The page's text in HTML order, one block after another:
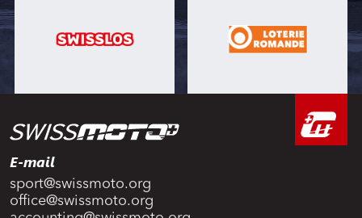
E-mail
sport@swissmoto.org
office@swissmoto.org